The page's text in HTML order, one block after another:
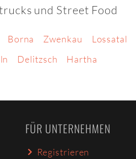
und Street Food
Borna Zwenkau Lossatal
Delitzsch Hartha
FÜR UNTERNEHMEN
Registrieren